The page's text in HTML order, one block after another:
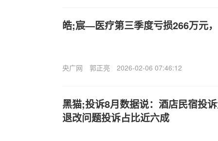
皓;宸—医疗第三季度亏损266万元
央广网 郭正亮 2026-02-06 07:46:12
黑猫;投诉8月数据说：酒店民宿投
退改问题投诉占比近六成